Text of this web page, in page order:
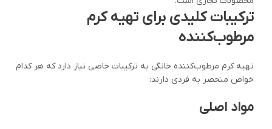
ترکیبات کلیدی برای تهیه کرم
مرطوب‌کننده
تهیه کرم مرطوب‌کننده خانگی به ترکیبات خاصی نیاز دارد که هر کدام
خواص منحصر به فردی دارند:
مواد اصلی